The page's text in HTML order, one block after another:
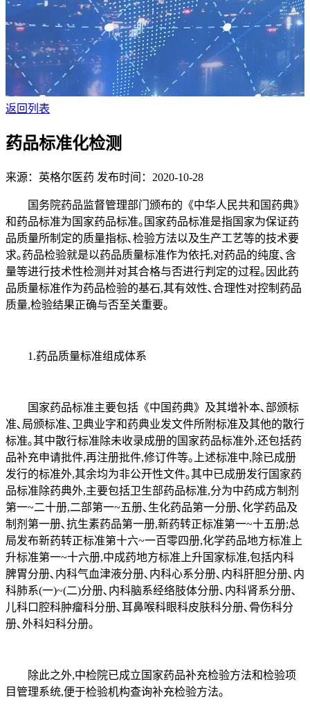
返回列表
药品标准化检测
来源：英格尔医药 发布时间：2020-10-28
国务院药品监督管理部门颁布的《中华人民共和国药典》
和药品标准为国家药品标准｡国家药品标准是指国家为保证药
品质量所制定的质量指标､检验方法以及生产工艺等的技术要
求｡药品检验就是以药品质量标准作为依托,对药品的纯度､含
量等进行技术性检测并对其合格与否进行判定的过程｡因此药
品质量标准作为药品检验的基石,其有效性､合理性对控制药品
质量,检验结果正确与否至关重要｡
1.药品质量标准组成体系
国家药品标准主要包括《中国药典》及其增补本､部颁标
准､局颁标准､卫典业字和药典业发文件所附标准及其他的散行
标准｡其中散行标准除未收录成册的国家药品标准外,还包括药
品补充申请批件,再注册批件,修订件等｡上述标准中,除已成册
发行的标准外,其余均为非公开性文件｡其中已成册发行国家药
品标准除药典外,主要包括卫生部药品标准,分为中药成方制剂
第一~二十册,二部第一~五册､生化药品第一分册､化学药品及
制剂第一册､抗生素药品第一册,新药转正标准第一~十五册;总
局发布新药转正标准第十六~一百零四册,化学药品地方标准上
升标准第一~十六册,中成药地方标准上升国家标准,包括内科
脾胃分册､内科气血津液分册､内科心系分册､内科肝胆分册､内
科肺系(一)~(二)分册､内科脑系经络肢体分册､内科肾系分册､
儿科口腔科肿瘤科分册､耳鼻喉科眼科皮肤科分册､骨伤科分
册､外科妇科分册｡
除此之外,中检院已成立国家药品补充检验方法和检验项
目管理系统,便于检验机构查询补充检验方法｡